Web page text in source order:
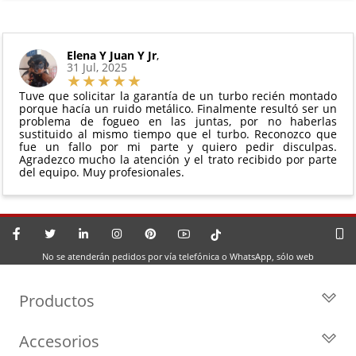
Elena Y Juan Y Jr,
31 Jul, 2025
Tuve que solicitar la garantía de un turbo recién montado
porque hacía un ruido metálico. Finalmente resultó ser un
problema de fogueo en las juntas, por no haberlas
sustituido al mismo tiempo que el turbo. Reconozco que
fue un fallo por mi parte y quiero pedir disculpas.
Agradezco mucho la atención y el trato recibido por parte
del equipo. Muy profesionales.
No se atenderán pedidos por vía telefónica o WhatsApp, sólo web
Productos
Turbos por Marca
Accesorios